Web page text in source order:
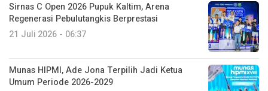
Sirnas C Open 2026 Pupuk Kaltim, Arena
Regenerasi Pebulutangkis Berprestasi
21 Juli 2026 - 06:37
Munas HIPMI, Ade Jona Terpilih Jadi Ketua
Umum Periode 2026-2029